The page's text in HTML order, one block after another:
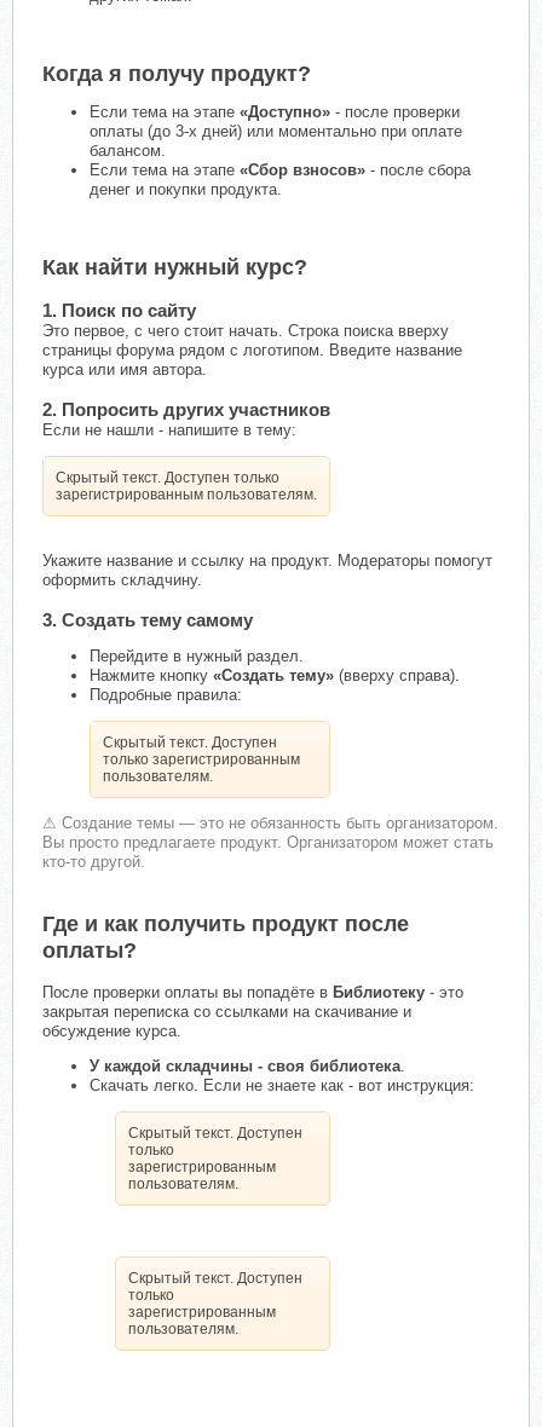
Когда я получу продукт?
Если тема на этапе «Доступно» - после проверки
оплаты (до 3-х дней) или моментально при оплате
балансом.
Если тема на этапе «Сбор взносов» - после сбора
денег и покупки продукта.
Как найти нужный курс?
1. Поиск по сайту
Это первое, с чего стоит начать. Строка поиска вверху
страницы форума рядом с логотипом. Введите название
курса или имя автора.
2. Попросить других участников
Если не нашли - напишите в тему:
Скрытый текст. Доступен только
зарегистрированным пользователям.
Укажите название и ссылку на продукт. Модераторы помогут
оформить складчину.
3. Создать тему самому
Перейдите в нужный раздел.
Нажмите кнопку «Создать тему» (вверху справа).
Подробные правила:
Скрытый текст. Доступен
только зарегистрированным
пользователям.
⚠ Создание темы — это не обязанность быть организатором.
Вы просто предлагаете продукт. Организатором может стать
кто-то другой.
Где и как получить продукт после
оплаты?
После проверки оплаты вы попадёте в Библиотеку - это
закрытая переписка со ссылками на скачивание и
обсуждение курса.
У каждой складчины - своя библиотека.
Скачать легко. Если не знаете как - вот инструкция:
Скрытый текст. Доступен
только
зарегистрированным
пользователям.
Скрытый текст. Доступен
только
зарегистрированным
пользователям.